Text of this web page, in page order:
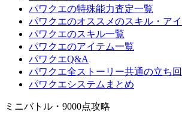
パワクエの特殊能力査定一覧
パワクエのオススメのスキル・ア
パワクエのスキル一覧
パワクエのアイテム一覧
パワクエQ&A
パワクエ全ストーリー共通の立ち回
パワクエシステムまとめ
ミニバトル・9000点攻略